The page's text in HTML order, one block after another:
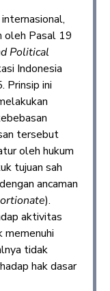
oleh Pasal 19
Political
Indonesia
Prinsip ini
tersebut
oleh hukum
tujuan sah
ancaman
).
aktivitas
tidak
hak dasar